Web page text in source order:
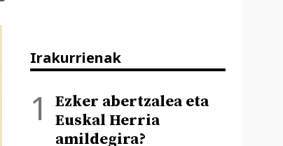
Irakurrienak
Ezker abertzalea eta
Euskal Herria
amildegira?